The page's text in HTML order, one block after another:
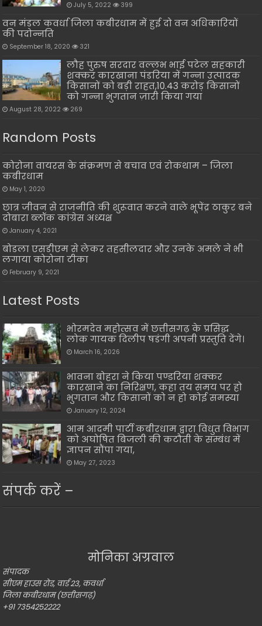
July 5, 2022 399
वन मंडल कवर्धा जिला कबीरधाम में हुई दो वन अधिकारियों
की पदोन्नति
September 18, 2020 321
लौह पुरुष सरदार वल्लभ भाई पटेल सहकारी
शक्कर कारखाना पंडरिया में गन्ना उत्पादक
किसानों को बड़ी राहत,10.43 करोड़ किसानों
को गन्ना भुगतान ज़ारी किया गया
August 28, 2022 269
Random Posts
कोरोना वायरस के संक्रमण से बचाव एवं रोकथाम – जिला
कबीरधाम
May 1, 2020
छात्र जीवन से राजनीति की शुरूवात करने वाले भूपेंद्र ठाकुर बने
दोबारा ब्लॉक कांग्रेस अध्यक्ष
January 4, 2021
बोडला एसडीएम से लेकर तहसीलदार और उनके अमले ने भी
लगाया कोरोना टीका
February 9, 2021
Latest Posts
भोरमदेव महोत्सव में छत्तीसगढ़ के प्रसिद्ध
लोक गायक दिलीप षडंगी अपनी प्रस्तुति देंगे।
March 16, 2026
भावना बोहरा ने किया पण्डरिया शक्कर
कारखाने का निरिक्षण, कहा तय समय पर हो
भुगतान और किसानों को न हो कोई समस्या
January 12, 2024
आम आदमी पार्टी कबीरधाम द्वारा विधुत विभाग
को अघोषित बिजली की कटौती के सम्बंध में
ज्ञापन सौंपा गया,
May 27, 2023
संपर्क करें –
मोनिका अग्रवाल
संपादक
सीएम हाउस रोड, वार्ड 23, कवर्धा
जिला कबीरधाम (छत्तीसगढ़)
+91 7354252222